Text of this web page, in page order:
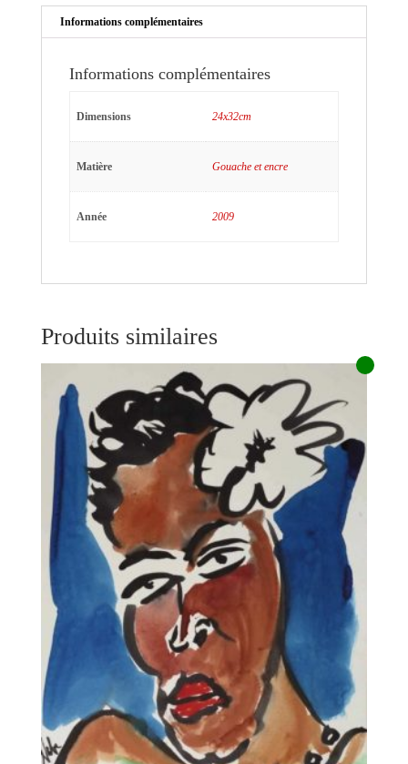
Informations complémentaires
Informations complémentaires
Dimensions 24x32cm
Matière Gouache et encre
Année 2009
Produits similaires